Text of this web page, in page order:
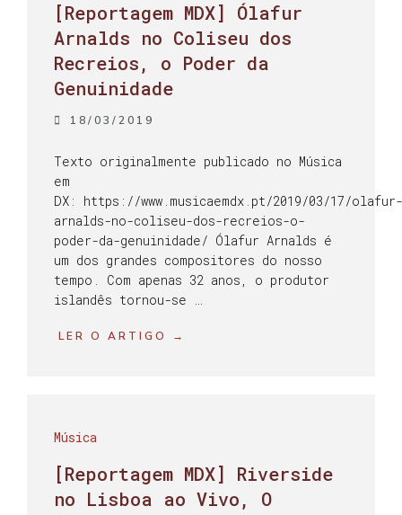
[Reportagem MDX] Ólafur
Arnalds no Coliseu dos
Recreios, o Poder da
Genuinidade
18/03/2019
Texto originalmente publicado no Música
em
DX: https://www.musicaemdx.pt/2019/03/17/olafur-
arnalds-no-coliseu-dos-recreios-o-
poder-da-genuinidade/ Ólafur Arnalds é
um dos grandes compositores do nosso
tempo. Com apenas 32 anos, o produtor
islandês tornou-se …
LER O ARTIGO →
Música
[Reportagem MDX] Riverside
no Lisboa ao Vivo, O